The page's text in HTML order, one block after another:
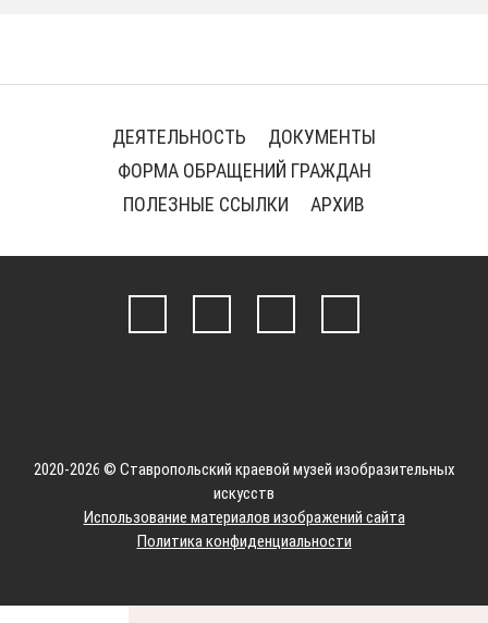
ДЕЯТЕЛЬНОСТЬ
ДОКУМЕНТЫ
ФОРМА ОБРАЩЕНИЙ ГРАЖДАН
ПОЛЕЗНЫЕ ССЫЛКИ
АРХИВ
2020-2026 © Ставропольский краевой музей изобразительных
искусств
Использование материалов изображений сайта
Политика конфиденциальности